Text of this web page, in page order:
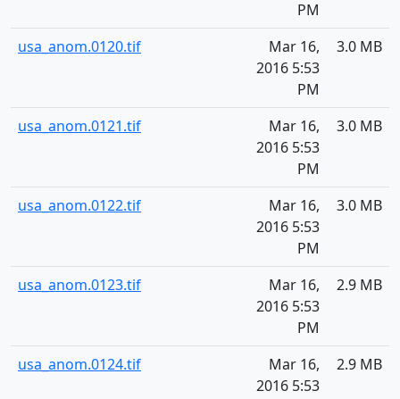
PM
usa_anom.0120.tif
Mar 16,
2016 5:53
PM
3.0 MB
usa_anom.0121.tif
Mar 16,
2016 5:53
PM
3.0 MB
usa_anom.0122.tif
Mar 16,
2016 5:53
PM
3.0 MB
usa_anom.0123.tif
Mar 16,
2016 5:53
PM
2.9 MB
usa_anom.0124.tif
Mar 16,
2016 5:53
2.9 MB